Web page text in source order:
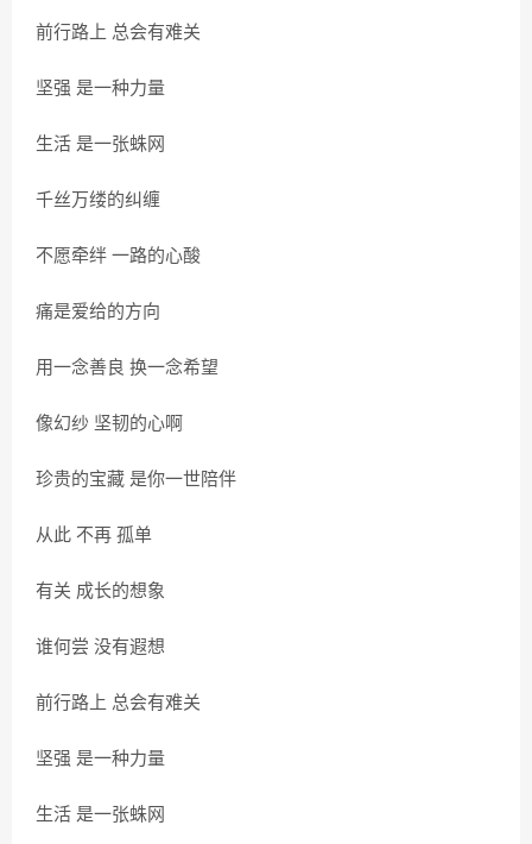
前行路上 总会有难关
坚强 是一种力量
生活 是一张蛛网
千丝万缕的纠缠
不愿牵绊 一路的心酸
痛是爱给的方向
用一念善良 换一念希望
像幻纱 坚韧的心啊
珍贵的宝藏 是你一世陪伴
从此 不再 孤单
有关 成长的想象
谁何尝 没有遐想
前行路上 总会有难关
坚强 是一种力量
生活 是一张蛛网